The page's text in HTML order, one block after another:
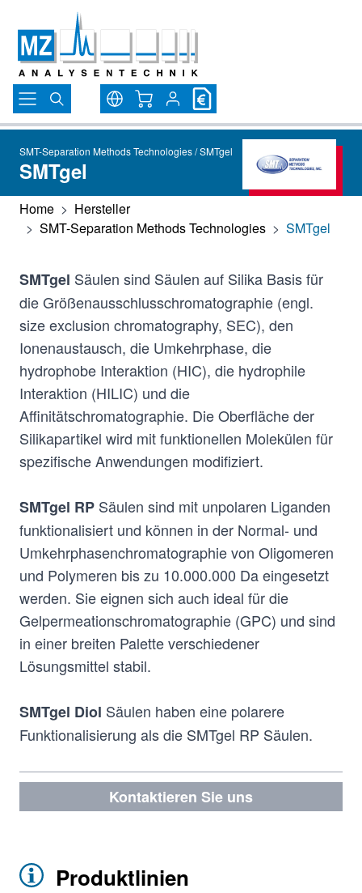
Direkt zum Inhalt
Warenkorb
SMT-Separation Methods Technologies / SMTgel
SMTgel
Home > Hersteller
> SMT-Separation Methods Technologies > SMTgel
SMTgel Säulen sind Säulen auf Silika Basis für
die Größenausschlusschromatographie (engl.
size exclusion chromatography, SEC), den
Ionenaustausch, die Umkehrphase, die
hydrophobe Interaktion (HIC), die hydrophile
Interaktion (HILIC) und die
Affinitätschromatographie. Die Oberfläche der
Silikapartikel wird mit funktionellen Molekülen für
spezifische Anwendungen modifiziert.
SMTgel RP Säulen sind mit unpolaren Liganden
funktionalisiert und können in der Normal- und
Umkehrphasenchromatographie von Oligomeren
und Polymeren bis zu 10.000.000 Da eingesetzt
werden. Sie eignen sich auch ideal für die
Gelpermeationschromatographie (GPC) und sind
in einer breiten Palette verschiedener
Lösungsmittel stabil.
SMTgel Diol Säulen haben eine polarere
Funktionalisierung als die SMTgel RP Säulen.
Kontaktieren Sie uns
Produktlinien